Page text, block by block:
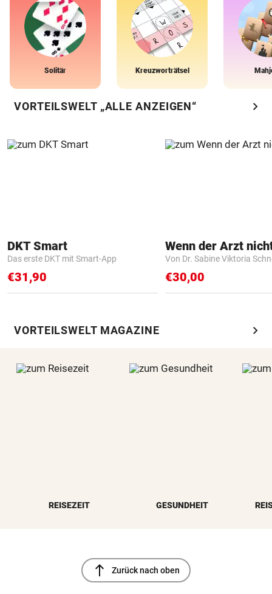
Solitär Kreuzworträtsel
VORTEILSWELT „ALLE ANZEIGEN“ chevron_right
DKT Smart
Das erste DKT mit Smart-App
€31,90
Von Dr. Sabine Viktoria
€30,00
VORTEILSWELT MAGAZINE chevron_right
REISEZEIT GESUNDHEIT
north Zurück nach oben